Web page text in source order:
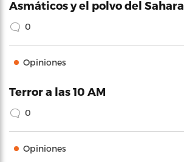
Asmáticos y el polvo del Sahara
0
Opiniones
Terror a las 10 AM
0
Opiniones